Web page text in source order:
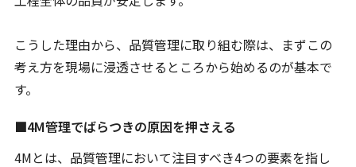
こうした理由から、品質管理に取り組む際は、まずこの
考え方を現場に浸透させるところから始めるのが基本で
す。
■4M管理でばらつきの原因を押さえる
4Mとは、品質管理において注目すべき4つの要素を指し